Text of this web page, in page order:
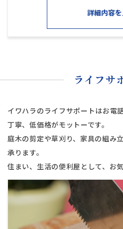
詳細内容
ライフサ
イワハラのライフサポートはお電
丁寧、低価格がモットーです。
庭木の剪定や草刈り、家具の組み
承ります。
住まい、生活の便利屋として、お